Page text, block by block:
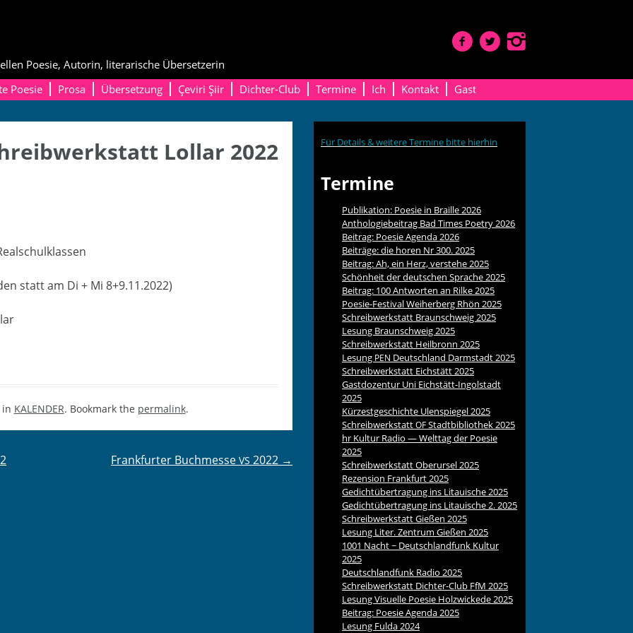
Poesie, Autorin, literarische Übersetzerin
Poesie Prosa Übersetzung Çeviri Şiir Dichter-Club Termine Ich Kontakt
Gast
Lollar 2022
statt am Di + Mi 8+9.11.2022)
in KALENDER. Bookmark the permalink.
Frankfurter Buchmesse VS 2022 →
Für Details & weitere Termine bitte hierhin
Termine
Publikation: Poesie in Braille 2026
Anthologiebeitrag Bad Times Poetry 2026
Beitrag: Poesie Agenda 2026
Beiträge: die horen Nr 300. 2025
Beitrag: Ah, ein Herz, verstehe 2025
Schönheit der deutschen Sprache 2025
Beitrag: 100 Antworten an Rilke 2025
Poesie-Festival Weiherberg Rhön 2025
Schreibwerkstatt Braunschweig 2025
Lesung Braunschweig 2025
Schreibwerkstatt Heilbronn 2025
Lesung PEN Deutschland Darmstadt 2025
Schreibwerkstatt Eichstätt 2025
Gastdozentur Uni Eichstätt-Ingolstadt
2025
Kürzestgeschichte Ulenspiegel 2025
SchreibwerkstattOFStadtbibliothek 2025
hr Kultur Radio — Welttag der Poesie
2025
Schreibwerkstatt Oberursel 2025
Rezension Frankfurt 2025
Gedichtübertragung ins Litauische 2025
Gedichtübertragung ins Litauische 2. 2025
Schreibwerkstatt Gießen 2025
Lesung Liter. Zentrum Gießen 2025
1001 Nacht ~ Deutschlandfunk Kultur
2025
Deutschlandfunk Radio 2025
Schreibwerkstatt Dichter-Club FfM 2025
Lesung Visuelle Poesie Holzwickede 2025
Beitrag: Poesie Agenda 2025
Lesung Fulda 2024